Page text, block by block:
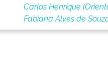
Carlos Henrique
Fabiana Alves de